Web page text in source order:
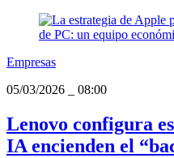
Empresas
05/03/2026
08:00
Lenovo configura
IA encienden el